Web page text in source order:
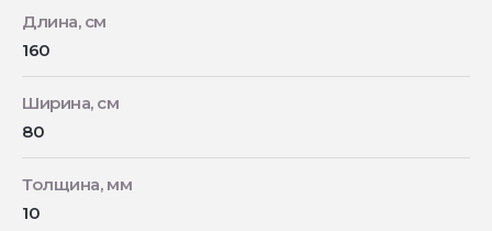
Длина, см
160
Ширина, см
80
Толщина, мм
10